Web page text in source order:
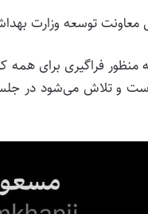
معاونت توسعه وزارت
منظور فراگیری برای
است و تلاش می‌شود در